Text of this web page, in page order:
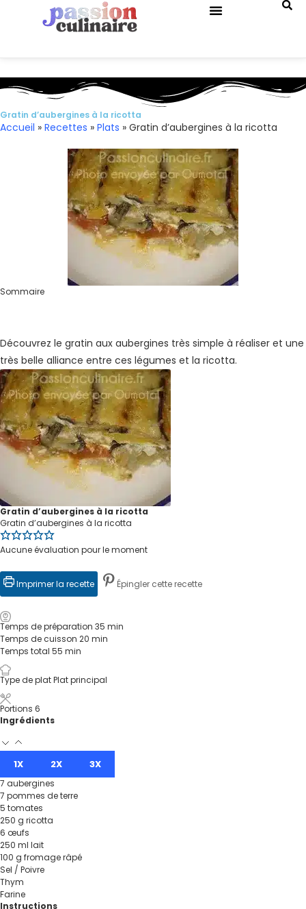
Gratin d’aubergines à la ricotta
Accueil » Recettes » Plats » Gratin d’aubergines à la ricotta
Sommaire
Découvrez le gratin aux aubergines très simple à réaliser et une
très belle alliance entre ces légumes et la ricotta.
Gratin d’aubergines à la ricotta
Gratin d’aubergines à la ricotta
Aucune évaluation pour le moment
Imprimer la recette Épingler cette recette
Temps de préparation 35 min
Temps de cuisson 20 min
Temps total 55 min
Type de platPlat principal
Portions 6
Ingrédients
1X 2X 3X
7 aubergines
7 pommes de terre
5 tomates
250 g ricotta
6 œufs
250 ml lait
100 g fromage râpé
Sel / Poivre
Thym
Farine
Instructions